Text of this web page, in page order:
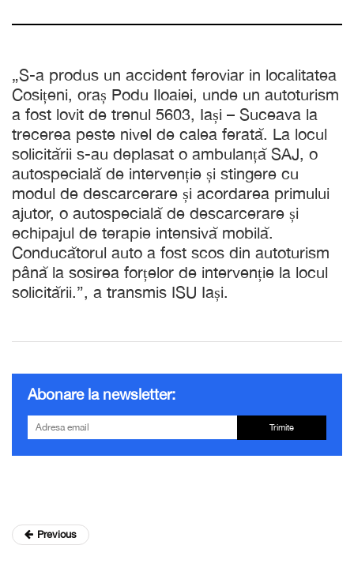
„S-a produs un accident feroviar in localitatea
Cosițeni, oraș Podu Iloaiei, unde un autoturism
a fost lovit de trenul 5603, Iași – Suceava la
trecerea peste nivel de calea ferată. La locul
solicitării s-au deplasat o ambulanță SAJ, o
autospecială de intervenție și stingere cu
modul de descarcerare și acordarea primului
ajutor, o autospecială de descarcerare și
echipajul de terapie intensivă mobilă.
Conducătorul auto a fost scos din autoturism
până la sosirea forțelor de intervenție la locul
solicitării.”, a transmis ISU Iași.
Abonare la newsletter:
Trimite
Previous